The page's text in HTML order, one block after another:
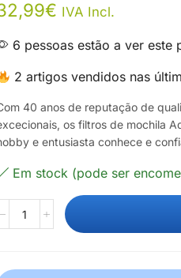
€ IVA Incl.
6 pessoas estão a ver este
2 artigos vendidos nas
40 anos de reputação de
os filtros de mochila
e entusiasta conhece e
Em stock (pode ser